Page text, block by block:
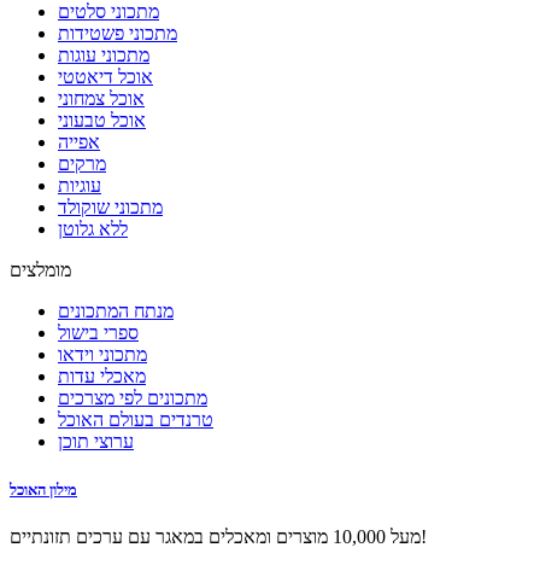
מתכוני סלטים
מתכוני פשטידות
מתכוני עוגות
אוכל דיאטטי
אוכל צמחוני
אוכל טבעוני
אפייה
מרקים
עוגיות
מתכוני שוקולד
ללא גלוטן
מומלצים
מנתח המתכונים
ספרי בישול
מתכוני וידאו
מאכלי עדות
מתכונים לפי מצרכים
טרנדים בעולם האוכל
ערוצי תוכן
מילון האוכל
מעל 10,000 מוצרים ומאכלים במאגר עם ערכים תזונתיים!